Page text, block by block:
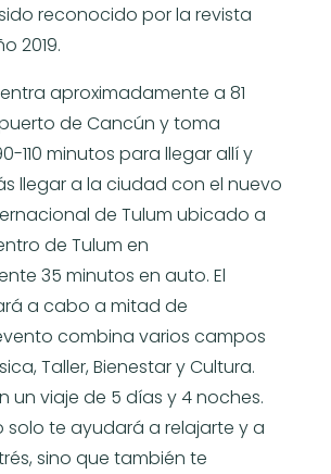
reconocido por la revista
2019.
aproximadamente a 81
de Cancún y toma
110 minutos para llegar allíy
llegar a la ciudad con el nuevo
de Tulum ubicado a
de Tulum en
35 minutos en auto. El
a cabo a mitad de
combina varios campos
Taller, Bienestar y Cultura.
un viaje de 5 días y 4 noches.
solo te ayudará a relajarte y a
sino que también te